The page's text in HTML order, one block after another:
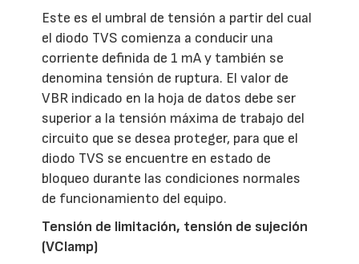
Este es el umbral de tensión a partir del cual
el diodo TVS comienza a conducir una
corriente definida de 1 mA y también se
denomina tensión de ruptura. El valor de
VBR indicado en la hoja de datos debe ser
superior a la tensión máxima de trabajo del
circuito que se desea proteger, para que el
diodo TVS se encuentre en estado de
bloqueo durante las condiciones normales
de funcionamiento del equipo.
Tensión de limitación, tensión de sujeción
(VClamp)